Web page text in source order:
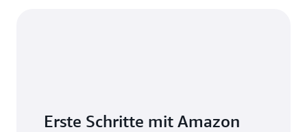
Erste Schritte mit Amazon